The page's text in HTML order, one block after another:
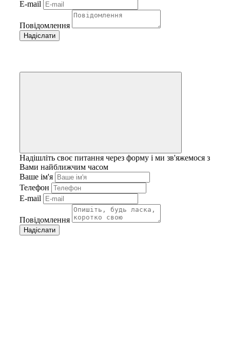
E-mail
Повідомлення
Надішліть своє питання через форму і ми зв'яжемося з
Вами найближчим часом
Ваше ім'я
Телефон
E-mail
Повідомлення